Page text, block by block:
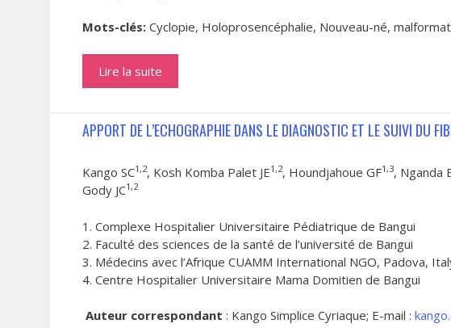
Mots-clés: Cyclopie, Holoprosencéphalie, Nouveau-né,
Lire la suite
APPORT DE L’ECHOGRAPHIE DANS LE DIAGNOSTIC ET LE SUIVI DU
Kango SC1,2, Kosh Komba Palet JE1,2, Houndjahoue GF1,3, Nganda
Gody JC1,2
1. Complexe Hospitalier Universitaire Pédiatrique de Bangui
2. Faculté des sciences de la santé de l’université de Bangui
3. Médecins avec l’Afrique CUAMM International NGO, Padova,
4. Centre Hospitalier Universitaire Mama Domitien de Bangui
Auteur correspondant : Kango Simplice Cyriaque; E-mail :